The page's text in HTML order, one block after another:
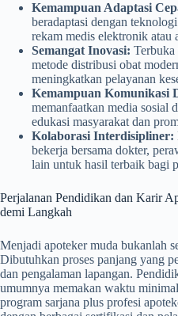
Kemampuan Adaptasi
beradaptasi dengan
rekam medis elektronik atau
Semangat Inovasi: Terbuka
metode distribusi obat
meningkatkan pelayanan
Kemampuan Komunikasi
memanfaatkan media sosial
edukasi masyarakat dan
Kolaborasi Interdisipliner:
bekerja bersama dokter,
lain untuk hasil terbaik bagi
Perjalanan Pendidikan dan Karir
demi Langkah
Menjadi apoteker muda bukanlah
Dibutuhkan proses panjang yang
dan pengalaman lapangan.
umumnya memakan waktu
program sarjana plus profesi